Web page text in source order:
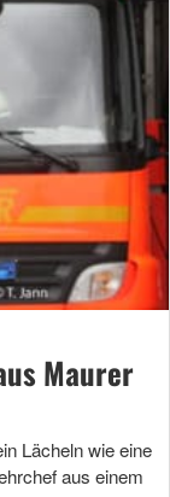
Maurer
Lächeln wie eine
aus einem